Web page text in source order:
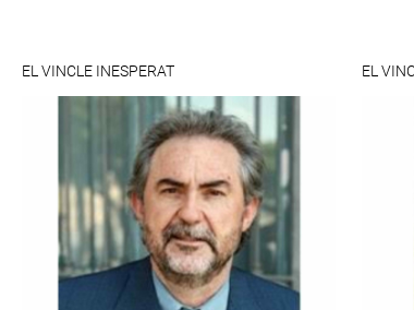
EL VINCLE INESPERAT EL